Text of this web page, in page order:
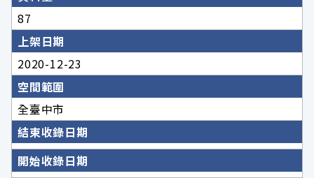
87
上架日期
2020-12-23
空間範圍
全臺中市
結束收錄日期
開始收錄日期